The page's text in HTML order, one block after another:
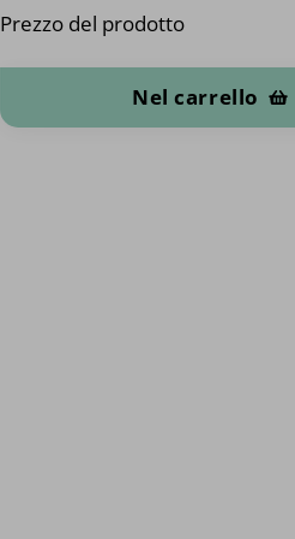
Prezzo del prodotto
Nel carrello